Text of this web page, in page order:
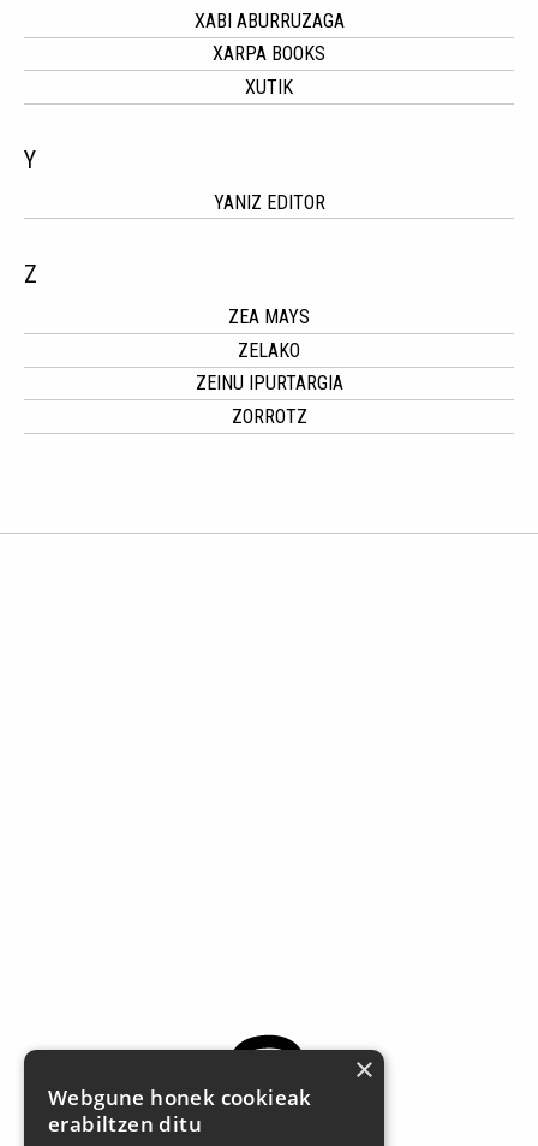
XABI ABURRUZAGA
XARPA BOOKS
XUTIK
Y
YANIZ EDITOR
Z
ZEA MAYS
ZELAKO
ZEINU IPURTARGIA
ZORROTZ
×
Webgune honek cookieak
erabiltzen ditu